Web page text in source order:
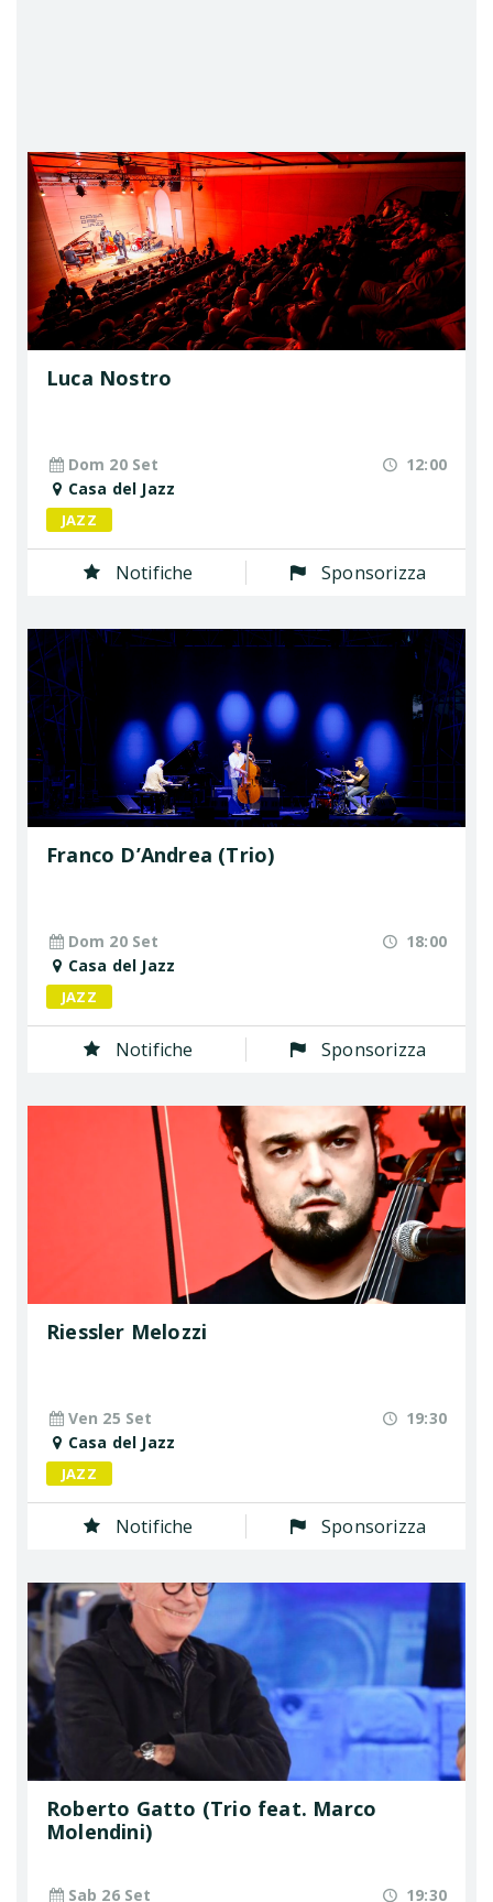
Luca Nostro
Dom 20 Set
12:00
Casa del Jazz
JAZZ
Notifiche Sponsorizza
Franco D’Andrea (Trio)
Dom 20 Set
18:00
Casa del Jazz
JAZZ
Notifiche Sponsorizza
Riessler Melozzi
Ven 25 Set
19:30
Casa del Jazz
JAZZ
Notifiche Sponsorizza
Roberto Gatto (Trio feat. Marco
Molendini)
Sab 26 Set 19:30